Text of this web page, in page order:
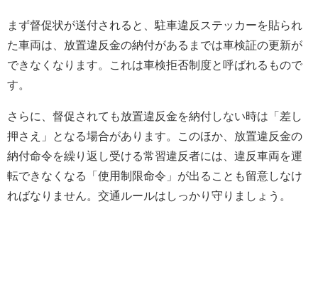
まず督促状が送付されると、駐車違反ステッカーを貼られ
た車両は、放置違反金の納付があるまでは車検証の更新が
できなくなります。これは車検拒否制度と呼ばれるもので
す。
さらに、督促されても放置違反金を納付しない時は「差し
押さえ」となる場合があります。このほか、放置違反金の
納付命令を繰り返し受ける常習違反者には、違反車両を運
転できなくなる「使用制限命令」が出ることも留意しなけ
ればなりません。交通ルールはしっかり守りましょう。